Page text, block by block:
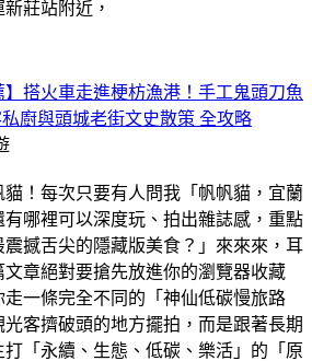
莊站附近，
】搭火車走進梗枋漁港！手工鬼頭刀魚
廚與頭城老街文史散策 全攻略
！每次只要有人問我「帆帆貓，宜蘭
哪裡可以深度玩、拍出雜誌感，重點
撼舌尖的隱藏版美食？」來來來，耳
章絕對要搶先放進你的瀏覽器收藏
一條完全不同的「神仙低碳慢旅路
客擠破頭的地方擺拍，而是跟著長期
「永續、生態、低碳、樂活」的「原